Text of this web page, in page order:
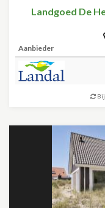
Landgoed De
Aanbieder